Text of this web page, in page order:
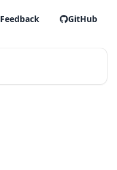
Feedback GitHub